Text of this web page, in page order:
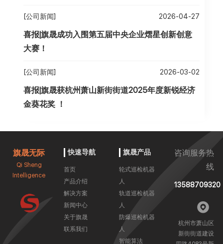
[公司新闻]
喜报|旗晟成功入围第五届中央企业熠星创新创意
大赛！
2026-04-27
[公司新闻]
喜报|旗晟获杭州萧山新街街道2025年度新锐经济
金葵花奖 ！
2026-03-02
旗晟无际
Qi Sheng
Intelligence
快速导航
首页
产品介绍
解决方案
新闻中心
关于旗晟
联系我们
旗晟产品
轮式巡检机器
人
轨道巡检机器
人
防爆巡检机器
人
智能算法
咨询服务热
线
13588709320
杭州市萧山区
新街街道建设